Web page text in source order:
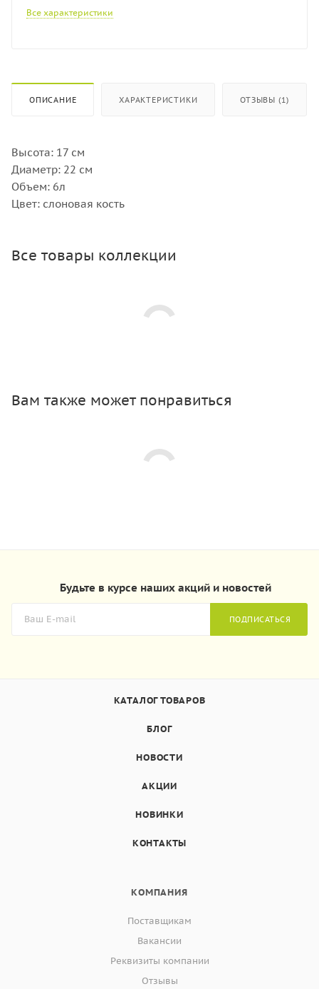
Все характеристики
ОПИСАНИЕ ХАРАКТЕРИСТИКИ ОТЗЫВЫ (1)
Высота: 17 см
Диаметр: 22 см
Объем: 6л
Цвет: слоновая кость
Все товары коллекции
Вам также может понравиться
Будьте в курсе наших акций и новостей
ПОДПИСАТЬСЯ
КАТАЛОГ ТОВАРОВ
БЛОГ
НОВОСТИ
АКЦИИ
НОВИНКИ
КОНТАКТЫ
КОМПАНИЯ
Поставщикам
Вакансии
Реквизиты компании
Отзывы